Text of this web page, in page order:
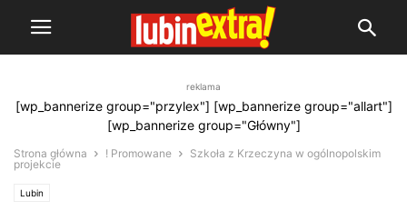
reklama
[wp_bannerize group="przylex"] [wp_bannerize group="allart"]
[wp_bannerize group="Główny"]
Strona główna ! Promowane
Szkoła z Krzeczyna w ogólnopolskim
projekcie
Lubin